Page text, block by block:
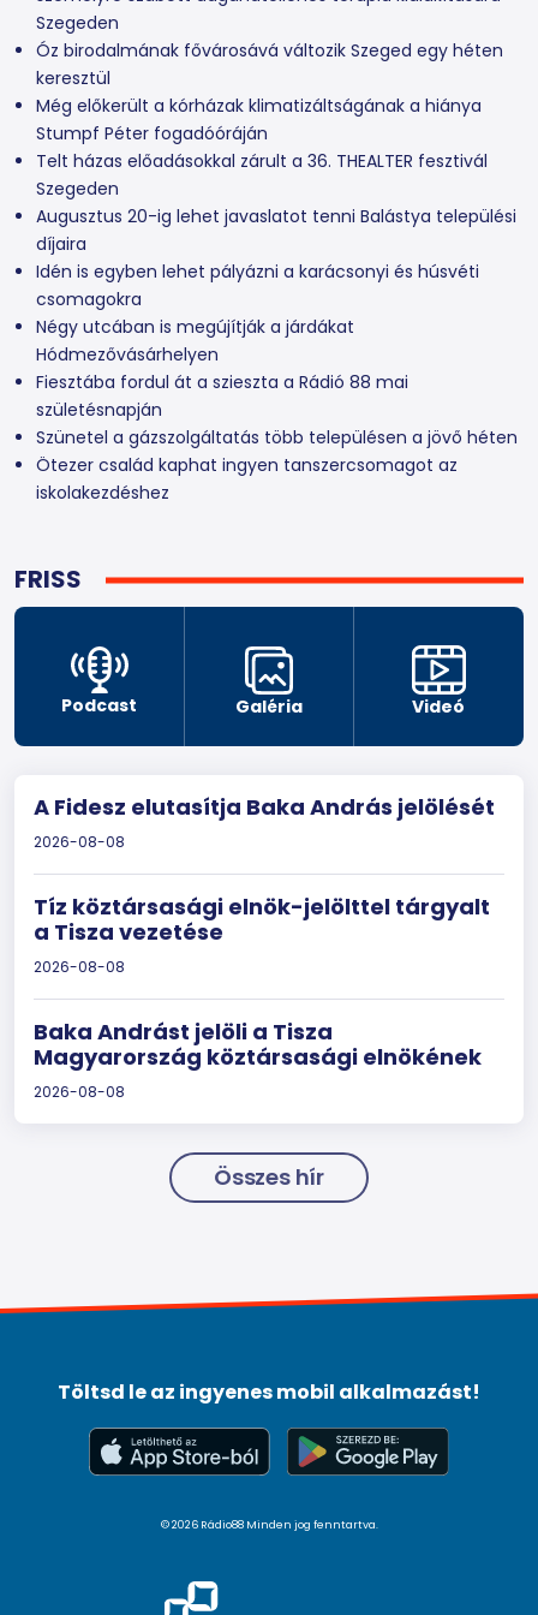
FRISS
Podcast Galéria Videó
A Fidesz elutasítja Baka András jelölését
2026-08-08
Tíz köztársasági elnök-jelölttel tárgyalt
a Tisza vezetése
2026-08-08
Baka Andrást jelöli a Tisza
Magyarország köztársasági elnökének
2026-08-08
Összes hír
Szegeden
Óz birodalmának fővárosává változik Szeged egy héten
keresztül
Még előkerült a kórházak klimatizáltságának a hiánya
Stumpf Péter fogadóóráján
Telt házas előadásokkal zárult a 36. THEALTER fesztivál
Szegeden
Augusztus 20-ig lehet javaslatot tenni Balástya települési
díjaira
Idén is egyben lehet pályázni a karácsonyi és húsvéti
csomagokra
Négy utcában is megújítják a járdákat
Hódmezővásárhelyen
Fiesztába fordul át a szieszta a Rádió 88 mai
születésnapján
Szünetel a gázszolgáltatás több településen a jövő héten
Ötezer család kaphat ingyen tanszercsomagot az
iskolakezdéshez
Töltsd le az ingyenes mobil alkalmazást!
© 2026 Rádio88 Minden jog fenntartva.